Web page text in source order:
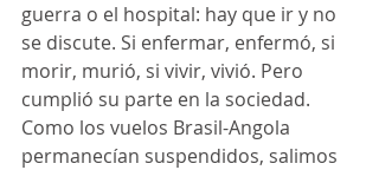
guerra o el hospital: hay que ir y no
se discute. Si enfermar, enfermó, si
morir, murió, si vivir, vivió. Pero
cumplió su parte en la sociedad.
Como los vuelos Brasil-Angola
permanecían suspendidos, salimos